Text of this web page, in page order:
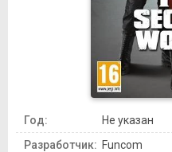
Год:
Не указан
Разработчик: Funcom